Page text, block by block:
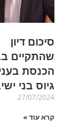
סיכום דיון
שהתקיים
הכנסת
גיוס בני
27/07/2024
קרא עוד »